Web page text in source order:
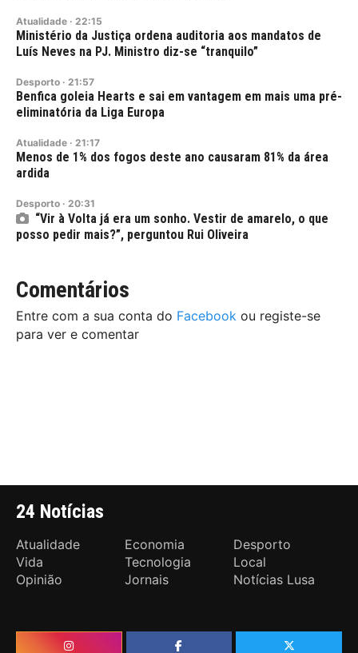
Atualidade · 22:15
Ministério da Justiça ordena auditoria aos mandatos de
Luís Neves na PJ. Ministro diz-se “tranquilo”
Desporto · 21:57
Benfica goleia Hearts e sai em vantagem em mais uma pré-
eliminatória da Liga Europa
Atualidade · 21:17
Menos de 1% dos fogos deste ano causaram 81% da área
ardida
Desporto · 20:31
“Vir à Volta já era um sonho. Vestir de amarelo, o que
posso pedir mais?”, perguntou Rui Oliveira
Comentários
Entre com a sua conta do Facebook ou registe-se
para ver e comentar
24 Notícias
Atualidade Economia
Desporto
Vida
Tecnologia
Local
Opinião
Jornais Notícias Lusa